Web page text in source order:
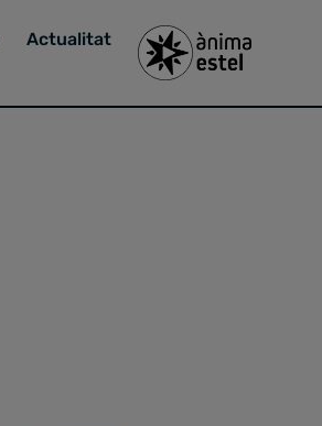
Actualitat